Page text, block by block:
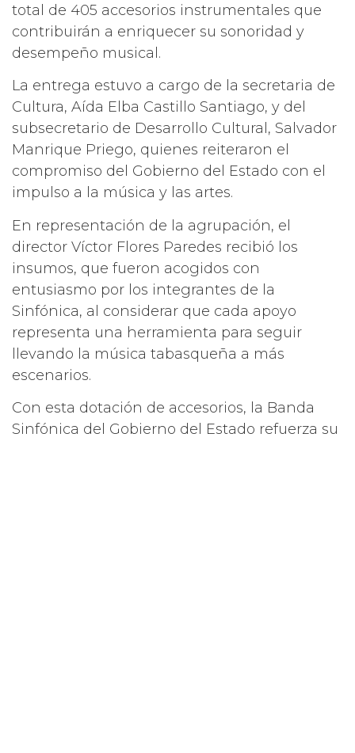
total de 405 accesorios instrumentales que
contribuirán a enriquecer su sonoridad y
desempeño musical.
La entrega estuvo a cargo de la secretaria de
Cultura, Aída Elba Castillo Santiago, y del
subsecretario de Desarrollo Cultural, Salvador
Manrique Priego, quienes reiteraron el
compromiso del Gobierno del Estado con el
impulso a la música y las artes.
En representación de la agrupación, el
director Víctor Flores Paredes recibió los
insumos, que fueron acogidos con
entusiasmo por los integrantes de la
Sinfónica, al considerar que cada apoyo
representa una herramienta para seguir
llevando la música tabasqueña a más
escenarios.
Con esta dotación de accesorios, la Banda
Sinfónica del Gobierno del Estado refuerza su